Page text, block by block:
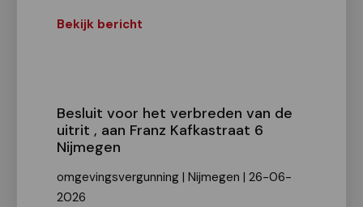
Bekijk bericht
Besluit voor het verbreden van de
uitrit , aan Franz Kafkastraat 6
Nijmegen
omgevingsvergunning | Nijmegen | 26-06-
2026